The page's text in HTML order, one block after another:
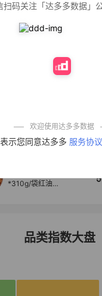
扫码关注「达多多数据」
欢迎使用达多多数据
示您同意达多多 服务协议
公仔牌顽渍净洗
污渍除菌除螨3倍
净厨房油烟机去
重油污去油王污
免煮开袋即食劲
【爆款推荐】力
士依兰香沐浴露
*310g/袋红油麻
品类指数大盘